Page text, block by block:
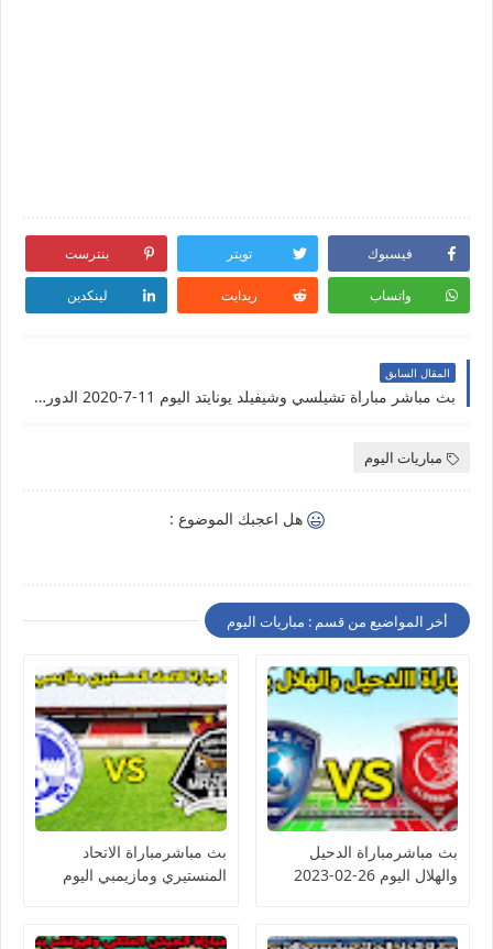
فيسبوك تويتر بنترست
واتساب ريدايت لينكدين
المقال السابق
بث مباشر مباراة تشيلسي وشيفيلد يونايتد اليوم 11-7-2020 الدوري الإنجليزي
مباريات اليوم
هل اعجبك الموضوع :
أخر المواضيع من قسم : مباريات اليوم
بث مباشرمباراة الدحيل
والهلال اليوم 26-02-2023
بث مباشرمباراة الاتحاد
المنستيري ومازيمبي اليوم